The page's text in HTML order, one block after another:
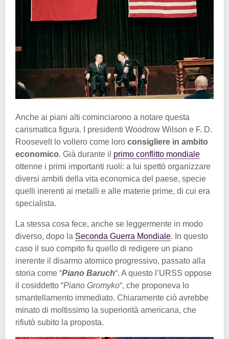
Anche ai piani alti cominciarono a notare questa
carismatica figura. I presidenti Woodrow Wilson e F. D.
Roosevelt lo vollero come loro consigliere in ambito
economico. Già durante il primo conflitto mondiale
ottenne i primi importanti ruoli: a lui spettò organizzare
diversi ambiti della vita economica del paese, specie
quelli inerenti ai metalli e alle materie prime, di cui era
specialista.
La stessa cosa fece, anche se leggermente in modo
diverso, dopo la Seconda Guerra Mondiale. In questo
caso il suo compito fu quello di redigere un piano
inerente il disarmo atomico progressivo, passato alla
storia come “Piano Baruch“. A questo l’URSS oppose
il cosiddetto “Piano Gromyko“, che proponeva lo
smantellamento immediato. Chiaramente ciò avrebbe
minato di moltissimo la superiorità americana, che
rifiutò subito la proposta.